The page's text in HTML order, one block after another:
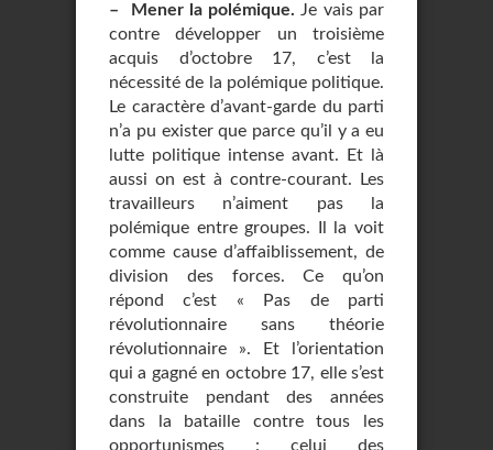
–
Mener la polémique. Je vais par
contre développer un troisième
acquis d’octobre 17, c’est la
nécessité de la polémique politique.
Le caractère d’avant-garde du parti
n’a pu exister que parce qu’il y a eu
lutte politique intense avant. Et là
aussi on est à contre-courant. Les
travailleurs n’aiment pas la
polémique entre groupes. Il la voit
comme cause d’affaiblissement, de
division des forces. Ce qu’on
répond c’est « Pas de parti
révolutionnaire sans théorie
révolutionnaire ». Et l’orientation
qui a gagné en octobre 17, elle s’est
construite pendant des années
dans la bataille contre tous les
opportunismes : celui des